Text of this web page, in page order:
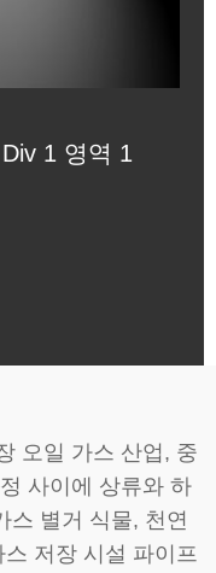
1 영역 1
오일 가스 산업, 중
사이에 상류와 하
스 별거 식물, 천연
저장 시설 파이프